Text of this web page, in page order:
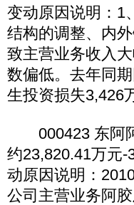
变动原因说明：1
结构的调整、内
致主营业务收入
数偏低。去年同
生投资损失3,426
000423 东阿阿
约23,820.41万元
动原因说明：
公司主营业务阿